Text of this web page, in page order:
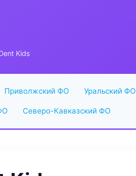
Kids
Приволжский ФО Уральский ФО
Северо-Кавказский ФО